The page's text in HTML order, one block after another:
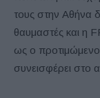
τους στην Αθήνα
θαυμαστές και η
ως ο
συνεισφέρει στο